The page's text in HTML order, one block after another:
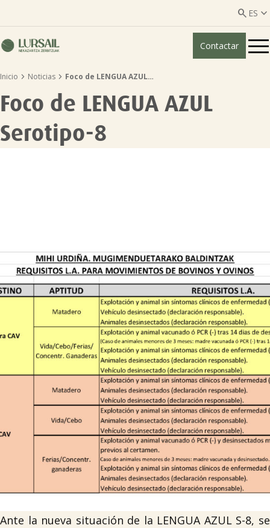
 ES 
ES
Quiénes somos
Noticias
Tablón de anuncios
Lursail Market
Contactar
Inicio  Noticias  Foco de LENGUA AZUL…
Foco de LENGUA AZUL
Serotipo-8
Ante la nueva situación de la LENGUA AZUL S-8, se